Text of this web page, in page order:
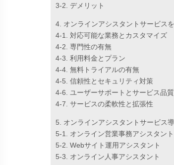
3-2. デメリット
4. オンラインアシスタントサービス
4-1. 対応可能な業務とカスタマイズ
4-2. 専門性の有無
4-3. 利用料金とプラン
4-4. 無料トライアルの有無
4-5. 信頼性とセキュリティ対策
4-6. ユーザーサポートとサービス品質
4-7. サービスの柔軟性と拡張性
5. オンラインアシスタントサービス
5-1. オンライン営業事務アシスタント
5-2. Webサイト運用アシスタント
5-3. オンライン人事アシスタント